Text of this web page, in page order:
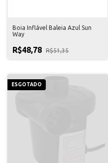
Boia Inflável Baleia Azul Sun
Way
R$48,78 R$51,35
ESGOTADO